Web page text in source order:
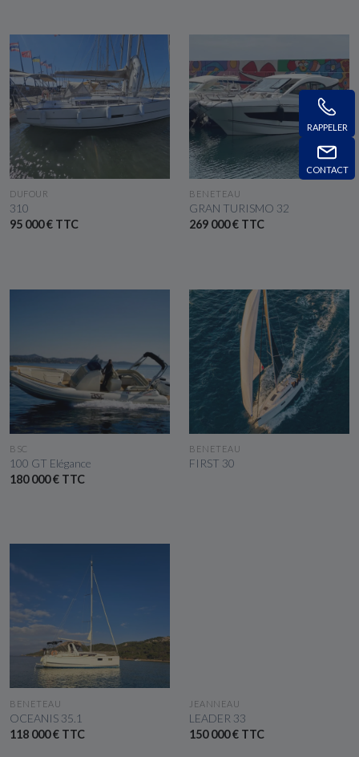
RAPPELER
CONTACT
VOIR LE BATEAU
DUFOUR
310
95 000 € TTC
VOIR LE BATEAU
BENETEAU
GRAN TURISMO 32
269 000 € TTC
BSC
100 GT Elégance
180 000 € TTC
VOIR LE BATEAU
BENETEAU
FIRST 30
VOIR LE BATEAU
BENETEAU
OCEANIS 35.1
118 000 € TTC
VOIR LE BATEAU
JEANNEAU
LEADER 33
150 000 € TTC